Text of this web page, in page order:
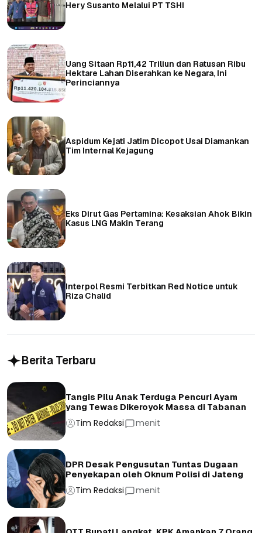
Hery Susanto Melalui PT TSHI
Uang Sitaan Rp11,42 Triliun dan Ratusan Ribu
Hektare Lahan Diserahkan ke Negara, Ini
Perinciannya
Aspidum Kejati Jatim Dicopot Usai Diamankan
Tim Internal Kejagung
Eks Dirut Gas Pertamina: Kesaksian Ahok Bikin
Kasus LNG Makin Terang
Interpol Resmi Terbitkan Red Notice untuk
Riza Chalid
Berita Terbaru
Tangis Pilu Anak Terduga Pencuri Ayam
yang Tewas Dikeroyok Massa di Tabanan
Tim Redaksi menit
DPR Desak Pengusutan Tuntas Dugaan
Penyekapan oleh Oknum Polisi di Jateng
Tim Redaksi menit